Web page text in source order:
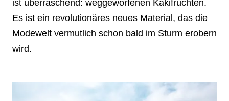
ist überraschend: weggeworfenen Kakifrüchten.
Es ist ein revolutionäres neues Material, das die
Modewelt vermutlich schon bald im Sturm erobern
wird.